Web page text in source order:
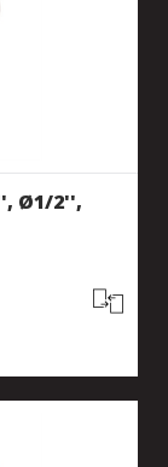
Ø1/2'',